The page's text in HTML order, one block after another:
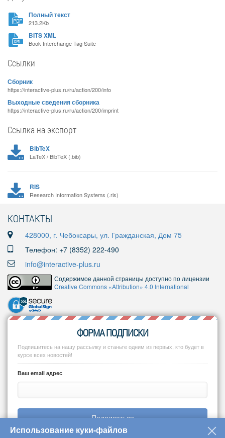
Полный текст
213.2Kb
BITS XML
Book Interchange Tag Suite
Ссылки
Сборник
https://interactive-plus.ru/ru/action/200/info
Выходные сведения сборника
https://interactive-plus.ru/ru/action/200/imprint
Ссылка на экспорт
BibTeX
LaTeX / BibTeX (.bib)
RIS
Research Information Systems (.ris)
КОНТАКТЫ
428000, г. Чебоксары, ул. Гражданская, Дом 75
Телефон: +7 (8352) 222-490
info@interactive-plus.ru
Содержимое данной страницы доступно по лицензии
Creative Commons «Attribution» 4.0 International
ФОРМА ПОДПИСКИ
Подпишитесь на нашу рассылку и станьте одним из первых, кто будет в
курсе всех новостей!
Ваш email адрес
Подписаться
Использование куки-файлов